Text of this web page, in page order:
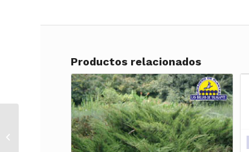
Productos relacionados
Juniperus x media
Pfitzeriana Glauca